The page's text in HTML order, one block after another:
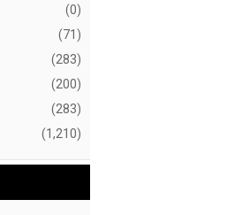
(0)
(71)
(283)
(200)
(283)
(1,210)